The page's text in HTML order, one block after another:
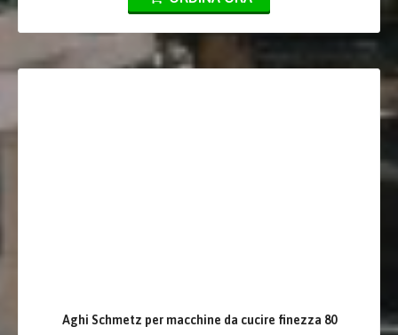
Aghi Schmetz per macchine da cucire finezza 80